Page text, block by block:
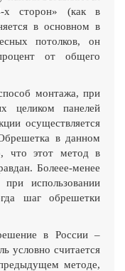
сторон» (как в
в основном в
потолков, он
от общего
монтажа, при
целиком панелей
осуществляется
в данном
что этот метод в
Болеее-менее
использовании
шаг обрешетки
в России –
условно считается
методе,